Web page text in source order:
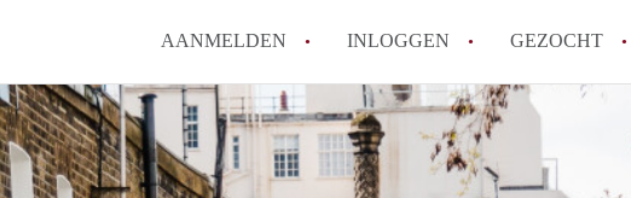
AANMELDEN INLOGGEN GEZOCHT